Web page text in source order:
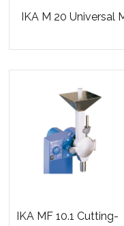
IKA M 20 Universal
IKA MF 10.1 Cutting-